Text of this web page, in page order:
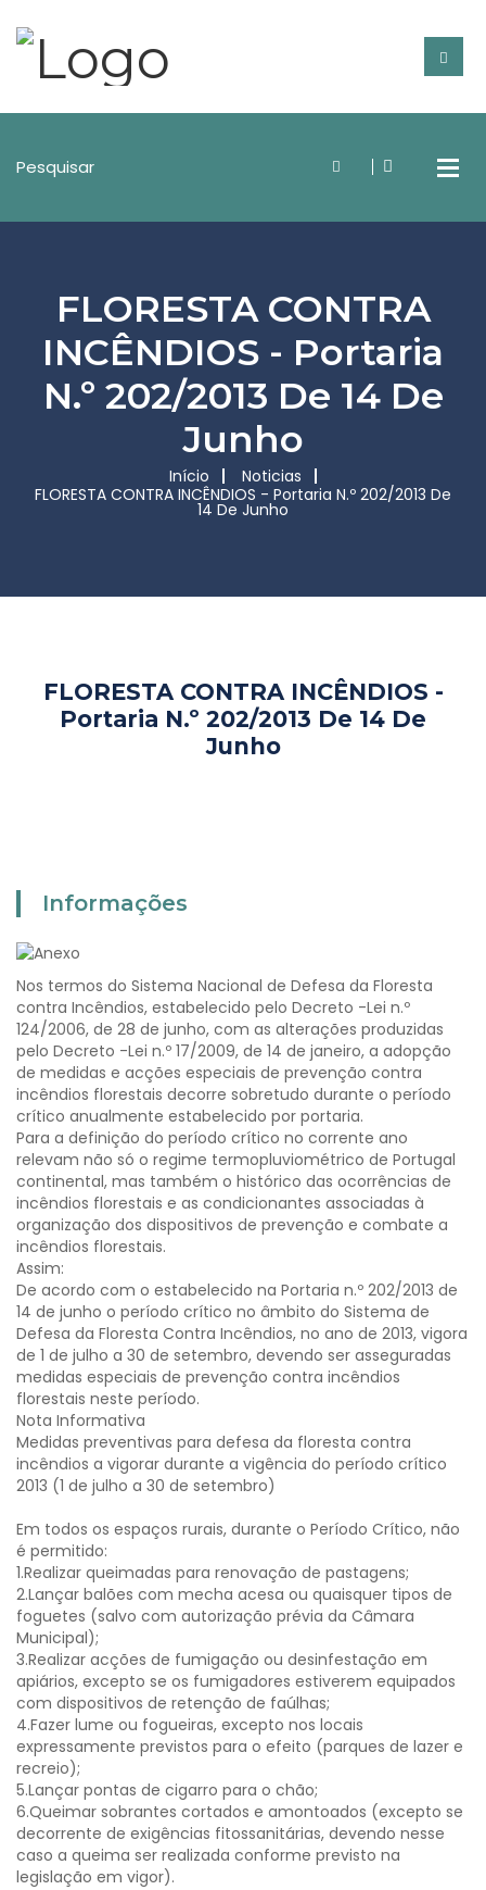
FLORESTA CONTRA
INCÊNDIOS - Portaria
N.º 202/2013 De 14 De
Junho
Início
Noticias
FLORESTA CONTRA INCÊNDIOS - Portaria N.º 202/2013 De
14 De Junho
FLORESTA CONTRA INCÊNDIOS -
Portaria N.º 202/2013 De 14 De
Junho
Informações
Nos termos do Sistema Nacional de Defesa da Floresta
contra Incêndios, estabelecido pelo Decreto -Lei n.º
124/2006, de 28 de junho, com as alterações produzidas
pelo Decreto -Lei n.º 17/2009, de 14 de janeiro, a adopção
de medidas e acções especiais de prevenção contra
incêndios florestais decorre sobretudo durante o período
crítico anualmente estabelecido por portaria.
Para a definição do período crítico no corrente ano
relevam não só o regime termopluviométrico de Portugal
continental, mas também o histórico das ocorrências de
incêndios florestais e as condicionantes associadas à
organização dos dispositivos de prevenção e combate a
incêndios florestais.
Assim:
De acordo com o estabelecido na Portaria n.º 202/2013 de
14 de junho o período crítico no âmbito do Sistema de
Defesa da Floresta Contra Incêndios, no ano de 2013, vigora
de 1 de julho a 30 de setembro, devendo ser asseguradas
medidas especiais de prevenção contra incêndios
florestais neste período.
Nota Informativa
Medidas preventivas para defesa da floresta contra
incêndios a vigorar durante a vigência do período crítico
2013 (1 de julho a 30 de setembro)
Em todos os espaços rurais, durante o Período Crítico, não
é permitido:
1.Realizar queimadas para renovação de pastagens;
2.Lançar balões com mecha acesa ou quaisquer tipos de
foguetes (salvo com autorização prévia da Câmara
Municipal);
3.Realizar acções de fumigação ou desinfestação em
apiários, excepto se os fumigadores estiverem equipados
com dispositivos de retenção de faúlhas;
4.Fazer lume ou fogueiras, excepto nos locais
expressamente previstos para o efeito (parques de lazer e
recreio);
5.Lançar pontas de cigarro para o chão;
6.Queimar sobrantes cortados e amontoados (excepto se
decorrente de exigências fitossanitárias, devendo nesse
caso a queima ser realizada conforme previsto na
legislação em vigor).